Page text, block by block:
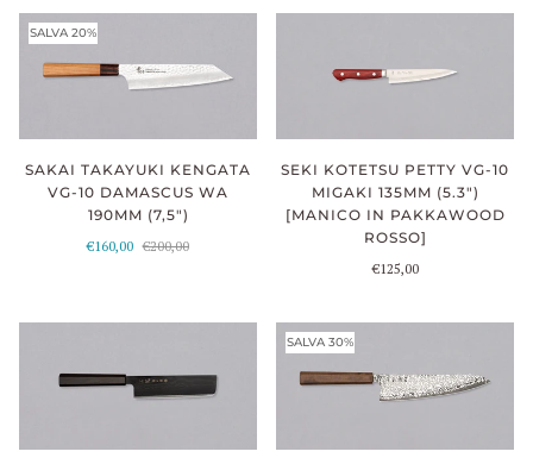
SALVA 20%
SAKAI TAKAYUKI KENGATA
VG-10 DAMASCUS WA
190MM (7,5")
€160,00 €200,00
SEKI KOTETSU PETTY VG-10
MIGAKI 135MM (5.3")
[MANICO IN PAKKAWOOD
ROSSO]
€125,00
SALVA 30%